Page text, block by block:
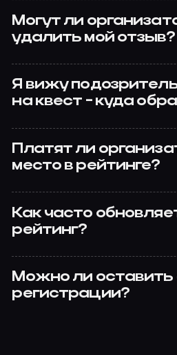
Могут ли
удалить мой отзыв?
Я вижу
на квест - куда
Платят ли
место в рейтинге?
Как часто
рейтинг?
Можно ли оставить
регистрации?